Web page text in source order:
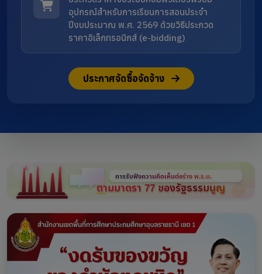
อุปกรณ์สำหรับการเรียนการสอนประจำ
ปีงบประมาณ พ.ศ. 2569 ด้วยวิธีประกวด
ราคาอิเล็กทรอนิกส์ (e-bidding)
ประกาศจัดซื้อจัดจ้าง